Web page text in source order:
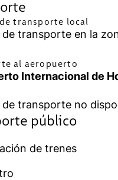
transporte local
de transporte en la
al aeropuerto
Internacional de
de transporte no
público
de trenes